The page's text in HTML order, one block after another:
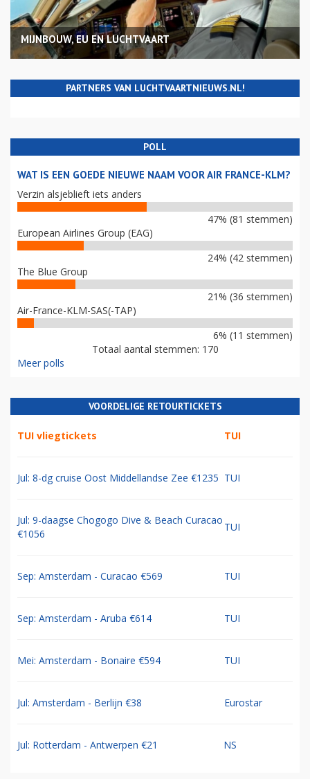
MIJNBOUW, EU EN LUCHTVAART
PARTNERS VAN LUCHTVAARTNIEUWS.NL!
POLL
WAT IS EEN GOEDE NIEUWE NAAM VOOR AIR FRANCE-KLM?
Verzin alsjeblieft iets anders
47% (81 stemmen)
European Airlines Group (EAG)
24% (42 stemmen)
The Blue Group
21% (36 stemmen)
Air-France-KLM-SAS(-TAP)
6% (11 stemmen)
Totaal aantal stemmen: 170
Meer polls
VOORDELIGE RETOURTICKETS
TUI vliegtickets TUI
Jul: 8-dg cruise Oost Middellandse Zee €1235 TUI
Jul: 9-daagse Chogogo Dive & Beach Curacao
€1056
TUI
Sep: Amsterdam - Curacao €569 TUI
Sep: Amsterdam - Aruba €614 TUI
Mei: Amsterdam - Bonaire €594 TUI
Jul: Amsterdam - Berlijn €38 Eurostar
Jul: Rotterdam - Antwerpen €21 NS